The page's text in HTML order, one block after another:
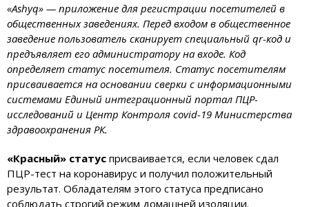
«Ashyq» — приложение для регистрации посетителей в
общественных заведениях. Перед входом в общественное
заведение пользователь сканирует специальный qr-код и
предъявляет его администратору на входе. Код
определяет статус посетителя. Статус посетителям
присваивается на основании сверки с информационными
системами Единый интеграционный портал ПЦР-
исследований и Центр Контроля covid-19 Министерства
здравоохранения РК.
«Красный» статус присваивается, если человек сдал
ПЦР-тест на коронавирус и получил положительный
результат. Обладателям этого статуса предписано
соблюдать строгий режим домашней изоляции.